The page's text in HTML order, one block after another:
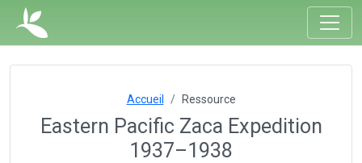
Accueil Ressource
Eastern Pacific Zaca Expedition
1937–1938